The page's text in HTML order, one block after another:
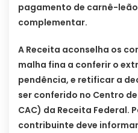
pagamento de carnê-
complementar.
A Receita aconselha os
malha fina a conferir o
pendência, e retificar a
ser conferido no Centro
CAC) da Receita Federal.
contribuinte deve informar